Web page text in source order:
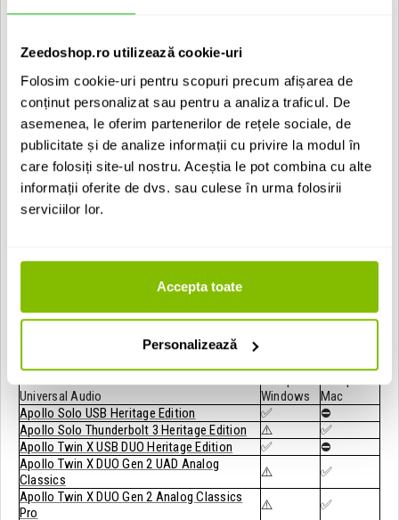
Zeedoshop.ro utilizează cookie-uri
Folosim cookie-uri pentru scopuri precum afișarea de
conținut personalizat sau pentru a analiza traficul. De
asemenea, le oferim partenerilor de rețele sociale, de
publicitate și de analize informații cu privire la modul în
care folosiți site-ul nostru. Aceștia le pot combina cu alte
informații oferite de dvs. sau culese în urma folosirii
serviciilor lor.
Accepta toate
Personalizează
Pure Plate Reverb
UA 1176LN Legacy
UA 1176SE Legacy
Ampeg SVT-VR Classic
Marshall Plexi Classic
Precision Channel Strip (Precision Mix Rack Collection)
Precision Reflection Engine (Precision Mix Rack Collection)
Precision Delay Mod (Precision Mix Rack Collection)
Precision Delay Mod L (Precision Mix Rack Collection)
Pultec EQP-1A Legacy
Raw Distortion
Tabel compatibilitate Windows/Mac
✅ - Compatibil
⚠️ - Compatibilitate restransa; verificati detaliile
Universal Audio
Windows
Mac
Apollo Solo USB Heritage Edition
✅
⛔
Apollo Solo Thunderbolt 3 Heritage Edition
⚠️
✅
Apollo Twin X USB DUO Heritage Edition
✅
⛔
Apollo Twin X DUO Gen 2 UAD Analog
Classics
⚠️
✅
Apollo Twin X DUO Gen 2 Analog Classics
Pro
⚠️
✅